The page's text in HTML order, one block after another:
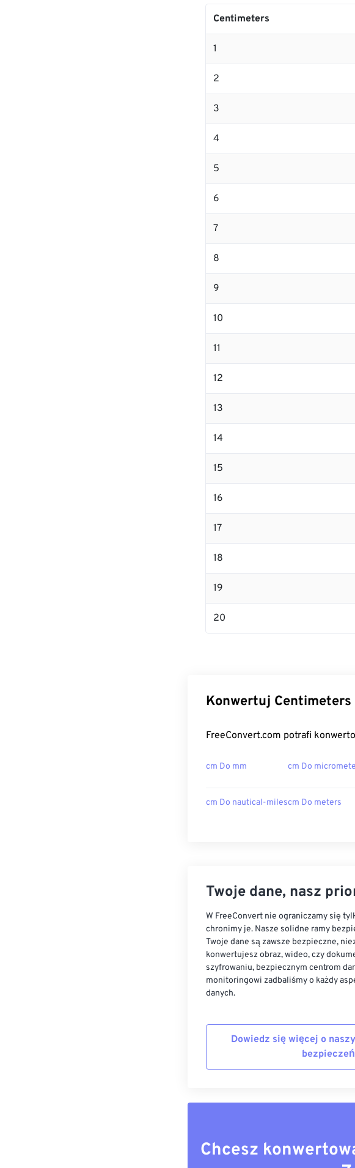
Centimeters
1
2
3
4
5
6
7
8
9
10
11
12
13
14
15
16
17
18
19
20
Konwertuj
FreeConvert.com potrafi
cm Do mm cm Do
cm Do nautical-milescm Do meters
Twoje dane, nasz
W FreeConvert nie ograniczamy się
chronimy je. Nasze solidne ramy
Twoje dane są zawsze bezpieczne,
konwertujesz obraz, wideo, czy
szyfrowaniu, bezpiecznym centrom
monitoringowi zadbaliśmy o każdy
danych.
Dowiedz się więcej o
Chcesz